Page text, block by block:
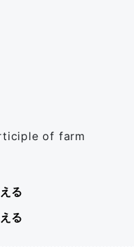
of farm
る
る